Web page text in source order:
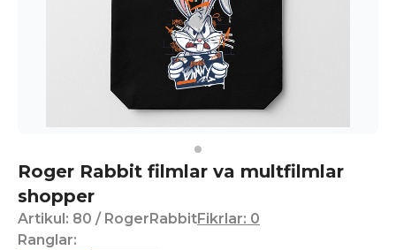
Roger Rabbit filmlar va multfilmlar
shopper
Artikul: 80 / RogerRabbitFikrlar: 0
Ranglar: